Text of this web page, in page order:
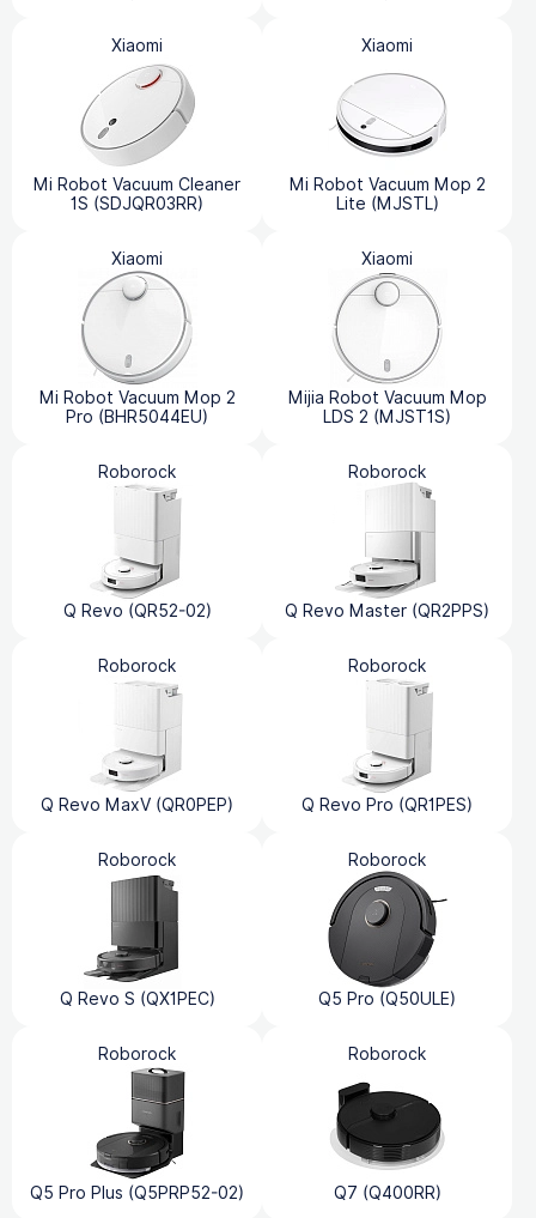
Xiaomi
Mi Robot Vacuum Cleaner
1S (SDJQR03RR)
Xiaomi
Mi Robot Vacuum Mop 2
Lite (MJSTL)
Xiaomi
Mi Robot Vacuum Mop 2
Pro (BHR5044EU)
Xiaomi
Mijia Robot Vacuum Mop
LDS 2 (MJST1S)
Roborock
Q Revo (QR52-02)
Roborock
Q Revo Master (QR2PPS)
Roborock
Q Revo MaxV (QR0PEP)
Roborock
Q Revo Pro (QR1PES)
Roborock
Q Revo S (QX1PEC)
Roborock
Q5 Pro (Q50ULE)
Roborock
Q5 Pro Plus (Q5PRP52-02)
Roborock
Q7 (Q400RR)